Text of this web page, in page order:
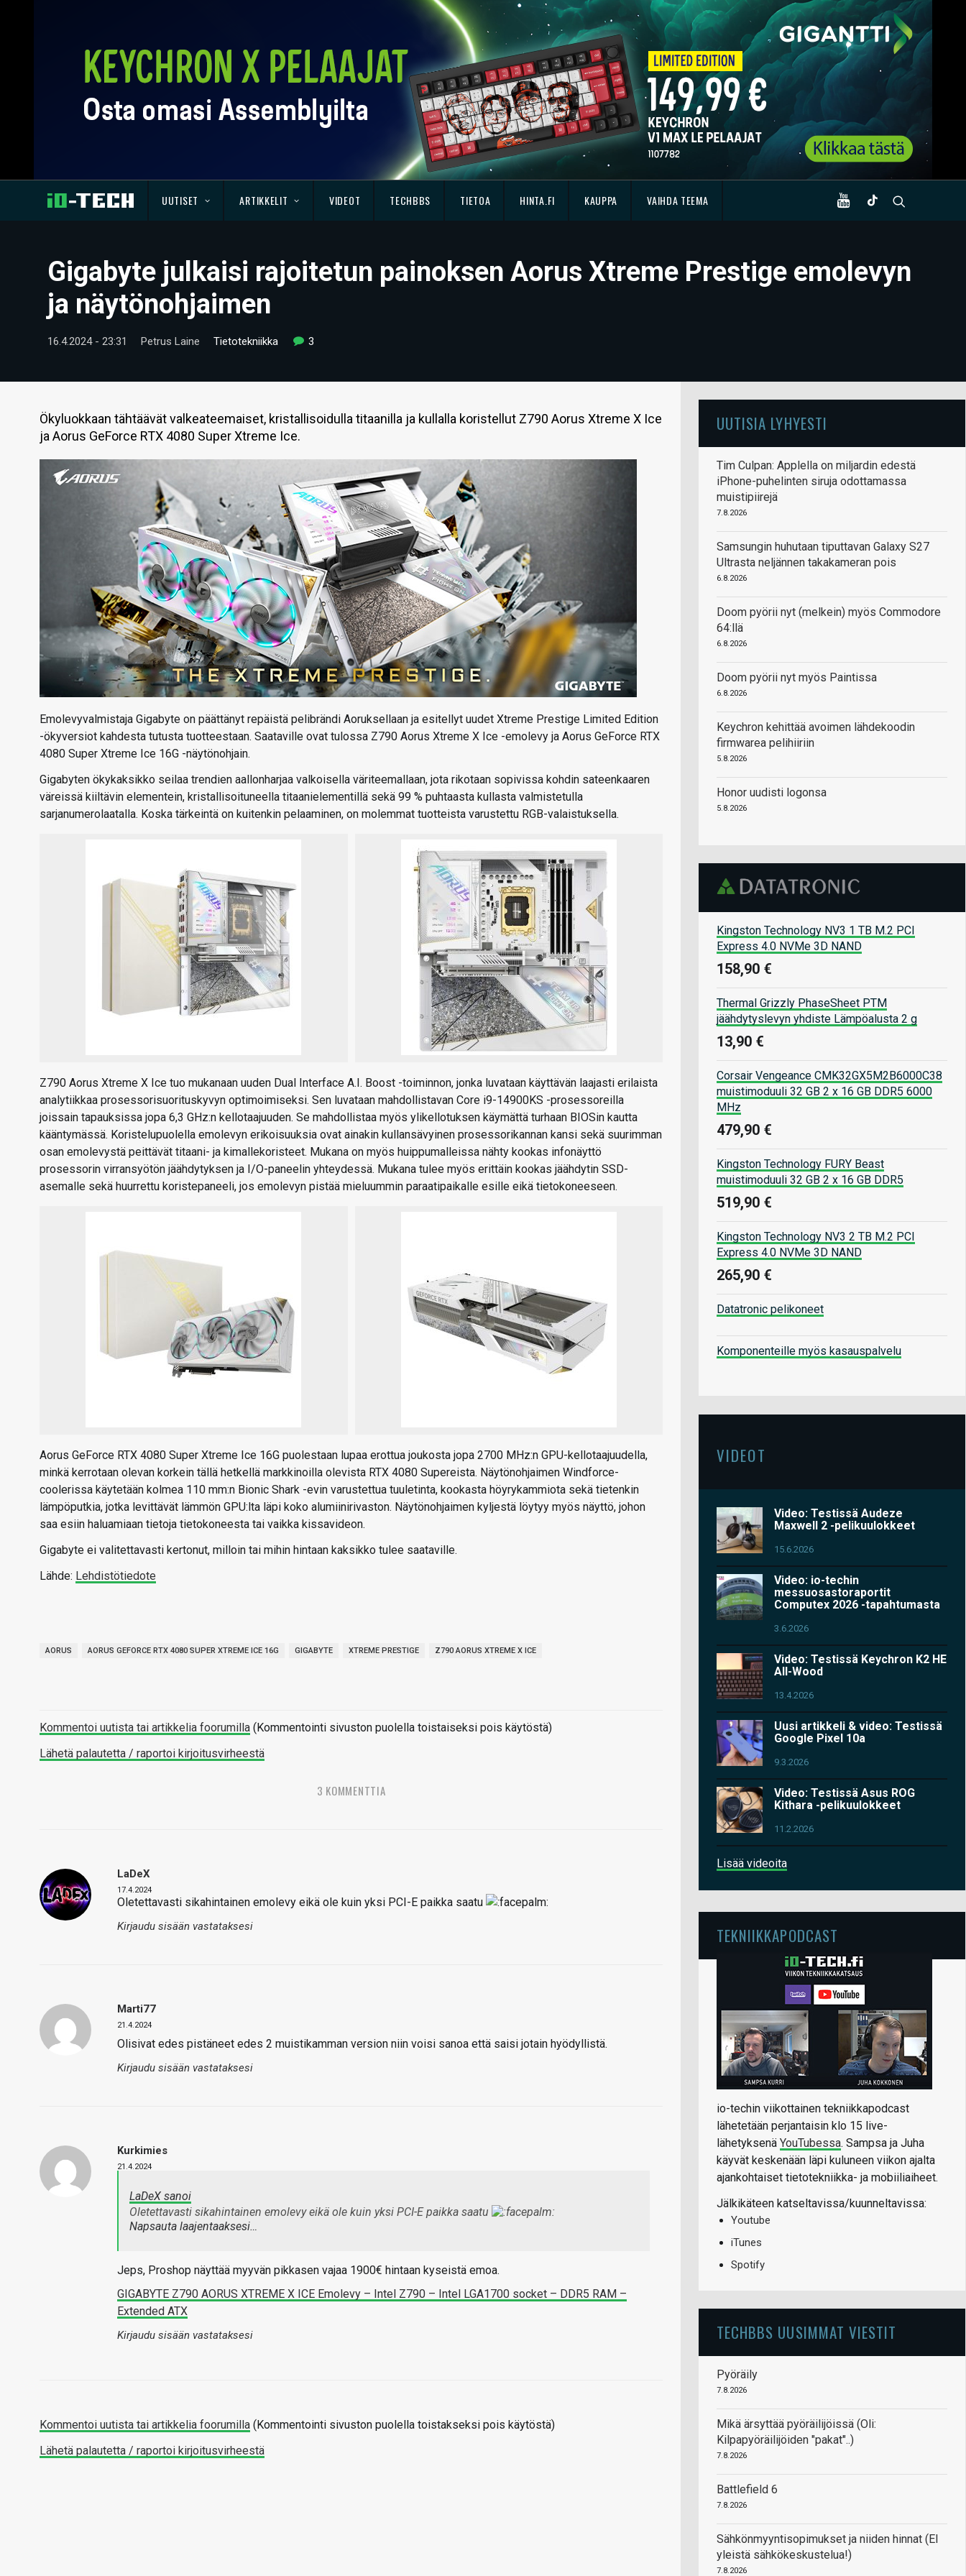
UUTISET ARTIKKELIT VIDEOT TECHBBS TIETOA HINTA.FI KAUPPA VAIHDA TEEMA
Gigabyte julkaisi rajoitetun painoksen Aorus Xtreme Prestige emolevyn
ja näytönohjaimen
16.4.2024 - 23:31 Petrus Laine Tietotekniikka 3
Ökyluokkaan tähtäävät valkeateemaiset, kristallisoidulla titaanilla ja kullalla koristellut Z790 Aorus Xtreme X Ice
ja Aorus GeForce RTX 4080 Super Xtreme Ice.
Emolevyvalmistaja Gigabyte on päättänyt repäistä pelibrändi Aoruksellaan ja esitellyt uudet Xtreme Prestige Limited Edition
-ökyversiot kahdesta tutusta tuotteestaan. Saataville ovat tulossa Z790 Aorus Xtreme X Ice -emolevy ja Aorus GeForce RTX
4080 Super Xtreme Ice 16G -näytönohjain.
Gigabyten ökykaksikko seilaa trendien aallonharjaa valkoisella väriteemallaan, jota rikotaan sopivissa kohdin sateenkaaren
väreissä kiiltävin elementein, kristallisoituneella titaanielementillä sekä 99 % puhtaasta kullasta valmistetulla
sarjanumerolaatalla. Koska tärkeintä on kuitenkin pelaaminen, on molemmat tuotteista varustettu RGB-valaistuksella.
Z790 Aorus Xtreme X Ice tuo mukanaan uuden Dual Interface A.I. Boost -toiminnon, jonka luvataan käyttävän laajasti erilaista
analytiikkaa prosessorisuorituskyvyn optimoimiseksi. Sen luvataan mahdollistavan Core i9-14900KS -prosessoreilla
joissain tapauksissa jopa 6,3 GHz:n kellotaajuuden. Se mahdollistaa myös ylikellotuksen käymättä turhaan BIOSin kautta
kääntymässä. Koristelupuolella emolevyn erikoisuuksia ovat ainakin kullansävyinen prosessorikannan kansi sekä suurimman
osan emolevystä peittävät titaani- ja kimallekoristeet. Mukana on myös huippumalleissa nähty kookas infonäyttö
prosessorin virransyötön jäähdytyksen ja I/O-paneelin yhteydessä. Mukana tulee myös erittäin kookas jäähdytin SSD-
asemalle sekä huurrettu koristepaneeli, jos emolevyn pistää mieluummin paraatipaikalle esille eikä tietokoneeseen.
Aorus GeForce RTX 4080 Super Xtreme Ice 16G puolestaan lupaa erottua joukosta jopa 2700 MHz:n GPU-kellotaajuudella,
minkä kerrotaan olevan korkein tällä hetkellä markkinoilla olevista RTX 4080 Supereista. Näytönohjaimen Windforce-
coolerissa käytetään kolmea 110 mm:n Bionic Shark -evin varustettua tuuletinta, kookasta höyrykammiota sekä tietenkin
lämpöputkia, jotka levittävät lämmön GPU:lta läpi koko alumiinirivaston. Näytönohjaimen kyljestä löytyy myös näyttö, johon
saa esiin haluamiaan tietoja tietokoneesta tai vaikka kissavideon.
Gigabyte ei valitettavasti kertonut, milloin tai mihin hintaan kaksikko tulee saataville.
Lähde: Lehdistötiedote
AORUS AORUS GEFORCE RTX 4080 SUPER XTREME ICE 16G GIGABYTE XTREME PRESTIGE Z790 AORUS XTREME X ICE
Kommentoi uutista tai artikkelia foorumilla (Kommentointi sivuston puolella toistaiseksi pois käytöstä)
Lähetä palautetta / raportoi kirjoitusvirheestä
3 KOMMENTTIA
LaDeX
17.4.2024
Oletettavasti sikahintainen emolevy eikä ole kuin yksi PCI-E paikka saatu
Kirjaudu sisään vastataksesi
Marti77
21.4.2024
Olisivat edes pistäneet edes 2 muistikamman version niin voisi sanoa että saisi jotain hyödyllistä.
Kirjaudu sisään vastataksesi
Kurkimies
21.4.2024
LaDeX sanoi
Oletettavasti sikahintainen emolevy eikä ole kuin yksi PCI-E paikka saatu
Napsauta laajentaaksesi…
Jeps, Proshop näyttää myyvän pikkasen vajaa 1900€ hintaan kyseistä emoa.
GIGABYTE Z790 AORUS XTREME X ICE Emolevy – Intel Z790 – Intel LGA1700 socket – DDR5 RAM –
Extended ATX
Kirjaudu sisään vastataksesi
Kommentoi uutista tai artikkelia foorumilla (Kommentointi sivuston puolella toistakseksi pois käytöstä)
Lähetä palautetta / raportoi kirjoitusvirheestä
UUTISIA LYHYESTI
Tim Culpan: Applella on miljardin edestä
iPhone-puhelinten siruja odottamassa
muistipiirejä
7.8.2026
Samsungin huhutaan tiputtavan Galaxy S27
Ultrasta neljännen takakameran pois
6.8.2026
Doom pyörii nyt (melkein) myös Commodore
64:llä
6.8.2026
Doom pyörii nyt myös Paintissa
6.8.2026
Keychron kehittää avoimen lähdekoodin
firmwarea pelihiiriin
5.8.2026
Honor uudisti logonsa
5.8.2026
Kingston Technology NV3 1 TB M.2 PCI
Express 4.0 NVMe 3D NAND
158,90 €
Thermal Grizzly PhaseSheet PTM
jäähdytyslevyn yhdiste Lämpöalusta 2 g
13,90 €
Corsair Vengeance CMK32GX5M2B6000C38
muistimoduuli 32 GB 2 x 16 GB DDR5 6000
MHz
479,90 €
Kingston Technology FURY Beast
muistimoduuli 32 GB 2 x 16 GB DDR5
519,90 €
Kingston Technology NV3 2 TB M.2 PCI
Express 4.0 NVMe 3D NAND
265,90 €
Datatronic pelikoneet
Komponenteille myös kasauspalvelu
VIDEOT
Video: Testissä Audeze
Maxwell 2 -pelikuulokkeet
15.6.2026
Video: io-techin
messuosastoraportit
Computex 2026 -tapahtumasta
3.6.2026
Video: Testissä Keychron K2 HE
All-Wood
13.4.2026
Uusi artikkeli & video: Testissä
Google Pixel 10a
9.3.2026
Video: Testissä Asus ROG
Kithara -pelikuulokkeet
11.2.2026
Lisää videoita
TEKNIIKKAPODCAST
io-techin viikottainen tekniikkapodcast
lähetetään perjantaisin klo 15 live-
lähetyksenä YouTubessa. Sampsa ja Juha
käyvät keskenään läpi kuluneen viikon ajalta
ajankohtaiset tietotekniikka- ja mobiiliaiheet.
Jälkikäteen katseltavissa/kuunneltavissa:
Youtube
iTunes
Spotify
TECHBBS UUSIMMAT VIESTIT
Pyöräily
7.8.2026
Mikä ärsyttää pyöräilijöissä (Oli:
Kilpapyöräilijöiden "pakat"..)
7.8.2026
Battlefield 6
7.8.2026
Sähkönmyyntisopimukset ja niiden hinnat (EI
yleistä sähkökeskustelua!)
7.8.2026